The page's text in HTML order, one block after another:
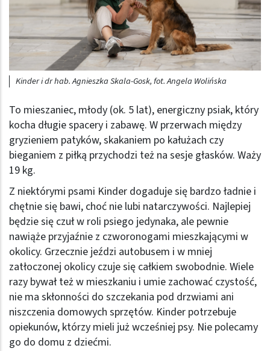
Kinder i dr hab. Agnieszka Skala-Gosk, fot. Angela Wolińska
To mieszaniec, młody (ok. 5 lat), energiczny psiak, który
kocha długie spacery i zabawę. W przerwach między
gryzieniem patyków, skakaniem po kałużach czy
bieganiem z piłką przychodzi też na sesje głasków. Waży
19 kg.
Z niektórymi psami Kinder dogaduje się bardzo ładnie i
chętnie się bawi, choć nie lubi natarczywości. Najlepiej
będzie się czuł w roli psiego jedynaka, ale pewnie
nawiąże przyjaźnie z czworonogami mieszkającymi w
okolicy. Grzecznie jeździ autobusem i w mniej
zatłoczonej okolicy czuje się całkiem swobodnie. Wiele
razy bywał też w mieszkaniu i umie zachować czystość,
nie ma skłonności do szczekania pod drzwiami ani
niszczenia domowych sprzętów. Kinder potrzebuje
opiekunów, którzy mieli już wcześniej psy. Nie polecamy
go do domu z dziećmi.